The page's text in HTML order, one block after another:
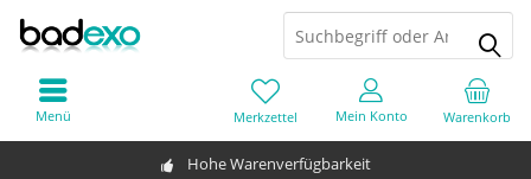
Hohe Warenverfügbarkeit
Warenkorb
Merkzettel Mein Konto
Menü